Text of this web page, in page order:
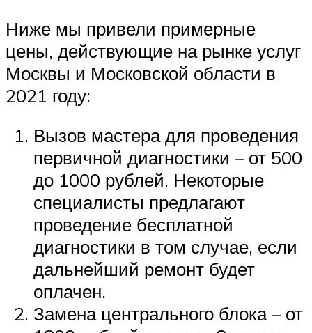
Ниже мы привели примерные
цены, действующие на рынке услуг
Москвы и Московской области в
2021 году:
Вызов мастера для проведения
первичной диагностики – от 500
до 1000 рублей. Некоторые
специалисты предлагают
проведение бесплатной
диагностики в том случае, если
дальнейший ремонт будет
оплачен.
Замена центрального блока – от